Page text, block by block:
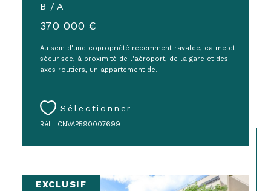
B/A
370 000 €
Au sein d'une copropriété récemment ravalée, calme et
sécurisée, à proximité de l'aéroport, de la gare et des
axes routiers, un appartement de...
Sélectionner
Réf : CNVAP590007699
EXCLUSIF